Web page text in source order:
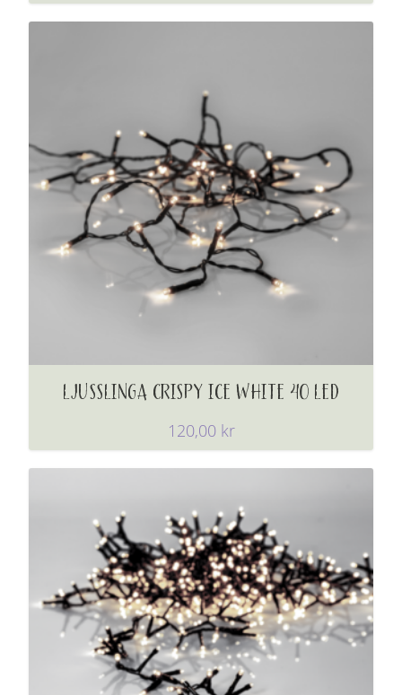
LJUSSLINGA CRISPY ICE WHITE 40 LED
120,00 kr